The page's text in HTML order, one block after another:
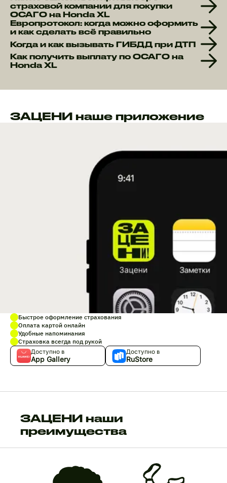
страховой компании для покупки
ОСАГО на Honda XL
Европротокол: когда можно оформить
и как сделать всё правильно
Когда и как вызывать ГИБДД при ДТП
Как получить выплату по ОСАГО на
Honda XL
ЗАЦЕНИ наше приложение
Быстрое оформление страхования
Оплата картой онлайн
Удобные напоминания
Страховка всегда под рукой
Доступно в
App Gallery
Доступно в
RuStore
ЗАЦЕНИ наши
преимущества